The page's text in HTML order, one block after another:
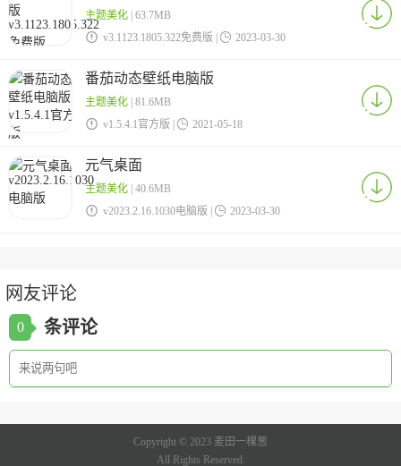
主题美化| 63.7MB
 v3.1123.1805.322免费版 |  2023-03-30
番茄动态壁纸电脑版
主题美化| 81.6MB
 v1.5.4.1官方版 |  2021-05-18
元气桌面
主题美化| 40.6MB
 v2023.2.16.1030电脑版 |  2023-03-30
网友评论
0 条评论
Copyright © 2023 麦田一棵葱
All Rights Reserved.